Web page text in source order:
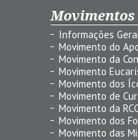
Movimentos
Informações
Movimento do
Movimento da
Movimento
Movimento dos
Movimento de
Movimento da
Movimento dos
Movimento das